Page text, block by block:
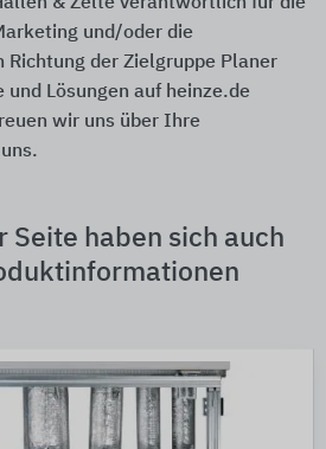
und/oder die
der Zielgruppe Planer
Lösungen auf heinze.de
wir uns über Ihre
Seite haben sich auch